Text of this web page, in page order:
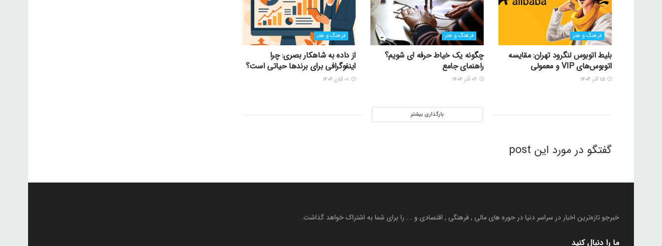
فرهنگ و هنر
بلیط اتوبوس لنگرود تهران: مقایسه
اتوبوس‌های VIP و معمولی
فرهنگ و هنر
چگونه یک خیاط حرفه ای شویم؟
راهنمای جامع
فرهنگ و هنر
از داده به شاهکار بصری: چرا
اینفوگرافی برای برندها حیاتی است؟
بارگذاری بیشتر
گفتگو در مورد این post
خبرجو تازه‌ترین اخبار در سراسر دنیا در حوره های مالی , فرهنگی , اقتصادی و ... را برای شما به اشتراک خواهد گذاشت.
ما را دنبال کنید